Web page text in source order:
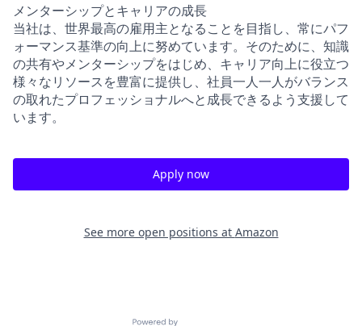
メンターシップとキャリアの成長
当社は、世界最高の雇用主となることを目指し、常にパフ
ォーマンス基準の向上に努めています。そのために、知識
の共有やメンターシップをはじめ、キャリア向上に役立つ
様々なリソースを豊富に提供し、社員一人一人がバランス
の取れたプロフェッショナルへと成長できるよう支援して
います。
Apply now
See more open positions at Amazon